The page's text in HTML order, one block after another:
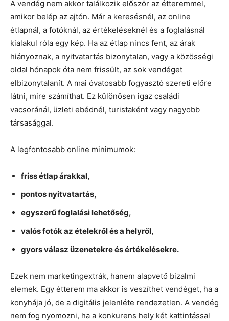
A vendég nem akkor találkozik először az étteremmel,
amikor belép az ajtón. Már a keresésnél, az online
étlapnál, a fotóknál, az értékeléseknél és a foglalásnál
kialakul róla egy kép. Ha az étlap nincs fent, az árak
hiányoznak, a nyitvatartás bizonytalan, vagy a közösségi
oldal hónapok óta nem frissült, az sok vendéget
elbizonytalanít. A mai óvatosabb fogyasztó szereti előre
látni, mire számíthat. Ez különösen igaz családi
vacsoránál, üzleti ebédnél, turistaként vagy nagyobb
társasággal.
A legfontosabb online minimumok:
friss étlap árakkal,
pontos nyitvatartás,
egyszerű foglalási lehetőség,
valós fotók az ételekről és a helyről,
gyors válasz üzenetekre és értékelésekre.
Ezek nem marketingextrák, hanem alapvető bizalmi
elemek. Egy étterem ma akkor is veszíthet vendéget, ha a
konyhája jó, de a digitális jelenléte rendezetlen. A vendég
nem fog nyomozni, ha a konkurens hely két kattintással